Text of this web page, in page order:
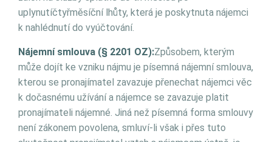
uplynutíčtyřměsíční lhůty, která je poskytnuta nájemci
k nahlédnutí do vyúčtování.
Nájemní smlouva (§ 2201 OZ):Způsobem, kterým
může dojít ke vzniku nájmu je písemná nájemní smlouva,
kterou se pronajímatel zavazuje přenechat nájemci věc
k dočasnému užívání a nájemce se zavazuje platit
pronajímateli nájemné. Jiná než písemná forma smlouvy
není zákonem povolena, smluví-li však i přes tuto